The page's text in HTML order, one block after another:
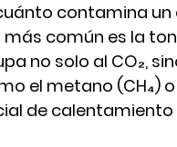
contamina
más común es la
no solo al CO₂,
el metano (CH₄)
de calentamiento